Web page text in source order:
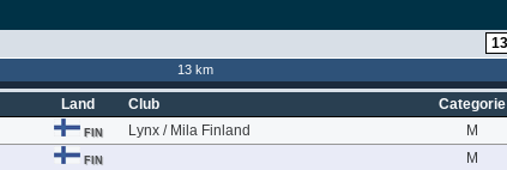
13 km
Land Club Categorie
FIN Lynx / Mila Finland M
FIN M